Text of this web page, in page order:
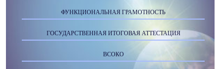
ФУНКЦИОНАЛЬНАЯ ГРАМОТНОСТЬ
ГОСУДАРСТВЕННАЯ ИТОГОВАЯ АТТЕСТАЦИЯ
ВСОКО